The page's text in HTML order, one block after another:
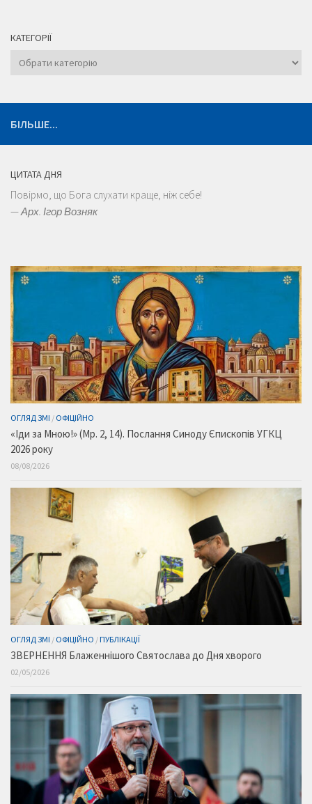
КАТЕГОРІЇ
Категорії
БІЛЬШЕ...
ЦИТАТА ДНЯ
Повірмо, що Бога слухати краще, ніж себе!
—Арх. Ігор Возняк
ОГЛЯД ЗМІ / ОФІЦІЙНО
«Іди за Мною!» (Мр. 2, 14). Послання Синоду Єпископів УГКЦ
2026 року
08/08/2026
ОГЛЯД ЗМІ / ОФІЦІЙНО /ПУБЛІКАЦІЇ
ЗВЕРНЕННЯ Блаженнішого Святослава до Дня хворого
02/05/2026